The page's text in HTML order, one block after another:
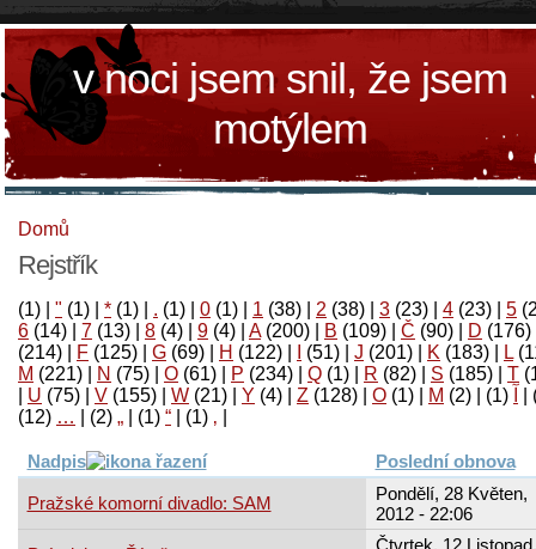
v noci jsem snil, že jsem
motýlem
Domů
Rejstřík
(1) " (1) * (1) . (1) 0 (1) 1 (38) 2 (38) 3 (23) 4 (23) 5
6 (14) 7 (13) 8 (4) 9 (4) A(200) B (109) Č (90) D (176)
(214)
F (125) G (69) H (122) (51) J (201) K (183) L
M (221) N (75) O (61) P (234) Q (1) R (82) S (185) T
U (75) V (155) W (21) Y (4) Z (128) Ο (1) М (2)
(1)
‚
(1)
“
(1)
„
(2)
…
(12)
Nadpis Poslední obnova
Pražské komorní divadlo: SAM
Pondělí, 28 Květen,
2012 - 22:06
Čtvrtek, 12 Listopad,